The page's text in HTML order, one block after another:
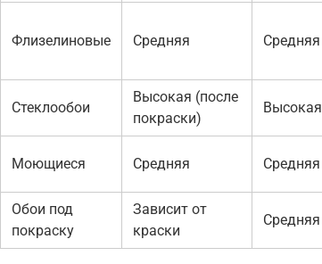
Флизелиновые Средняя Средняя
Стеклообои
Высокая (после
покраски)
Высокая
Моющиеся Средняя Средняя
Обои под
покраску
Зависит от
краски
Средняя